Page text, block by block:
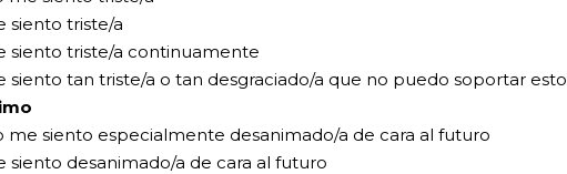
siento triste/a
siento triste/a continuamente
siento tan triste/a o tan desgraciado/a que no puedo soportar esto
me siento especialmente desanimado/a de cara al futuro
siento desanimado/a de cara al futuro